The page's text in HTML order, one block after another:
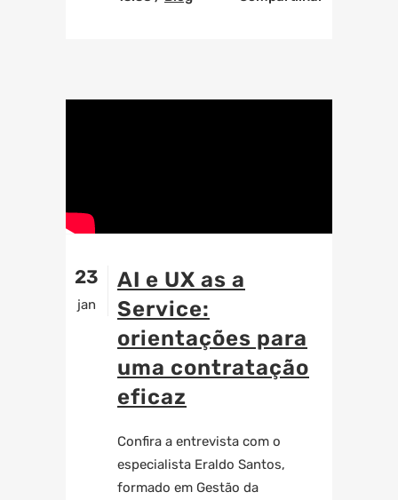
23
jan
AI e UX as a
Service:
orientações para
uma contratação
eficaz
Confira a entrevista com o
especialista Eraldo Santos,
formado em Gestão da